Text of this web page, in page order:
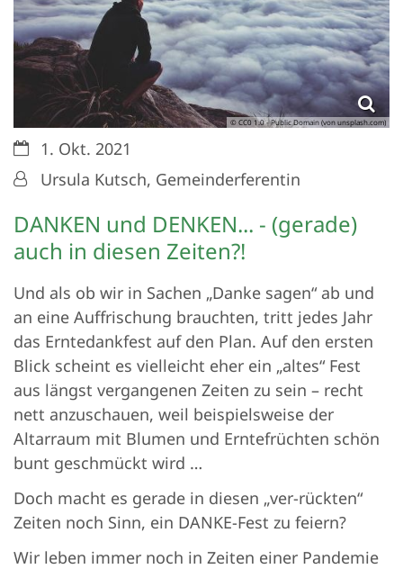
© CC0 1.0 - Public Domain (von unsplash.com)
Datum:1. Okt. 2021
Von:Ursula Kutsch, Gemeinderferentin
DANKEN und DENKEN... - (gerade)
auch in diesen Zeiten?!
Und als ob wir in Sachen „Danke sagen“ ab und
an eine Auffrischung brauchten, tritt jedes Jahr
das Erntedankfest auf den Plan. Auf den ersten
Blick scheint es vielleicht eher ein „altes“ Fest
aus längst vergangenen Zeiten zu sein – recht
nett anzuschauen, weil beispielsweise der
Altarraum mit Blumen und Erntefrüchten schön
bunt geschmückt wird …
Doch macht es gerade in diesen „ver-rückten“
Zeiten noch Sinn, ein DANKE-Fest zu feiern?
Wir leben immer noch in Zeiten einer Pandemie